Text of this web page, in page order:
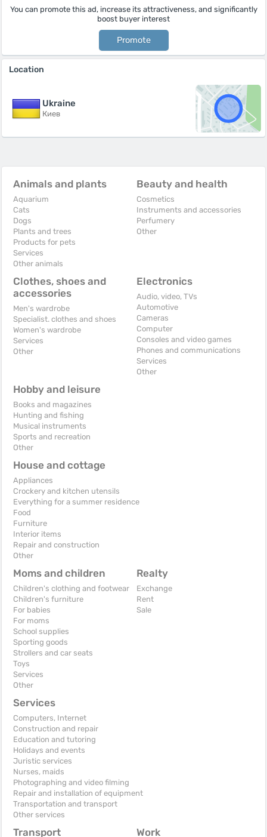
You can promote this ad, increase its attractiveness, and significantly
boost buyer interest
Promote
Location
Ukraine
Киев
Animals and plants
Aquarium
Cats
Dogs
Plants and trees
Products for pets
Services
Other animals
Beauty and health
Cosmetics
Instruments and accessories
Perfumery
Other
Clothes, shoes and
accessories
Men's wardrobe
Specialist. clothes and shoes
Women's wardrobe
Services
Other
Electronics
Audio, video, TVs
Automotive
Cameras
Computer
Consoles and video games
Phones and communications
Services
Other
Hobby and leisure
Books and magazines
Hunting and fishing
Musical instruments
Sports and recreation
Other
House and cottage
Appliances
Crockery and kitchen utensils
Everything for a summer residence
Food
Furniture
Interior items
Repair and construction
Other
Moms and children
Children's clothing and footwear
Children's furniture
For babies
For moms
School supplies
Sporting goods
Strollers and car seats
Toys
Services
Other
Realty
Exchange
Rent
Sale
Services
Computers, Internet
Construction and repair
Education and tutoring
Holidays and events
Juristic services
Nurses, maids
Photographing and video filming
Repair and installation of equipment
Transportation and transport
Other services
Transport Work